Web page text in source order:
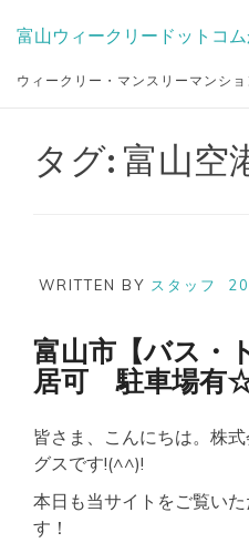
富山ウィークリードットコ
ウィークリー・マンスリーマンシ
タグ: 富山空
WRITTEN BY スタッフ 20
富山市【バス・
居可 駐車場有
皆さま、こんにちは。株
グスです!(^^)!
本日も当サイトをご覧い
す！